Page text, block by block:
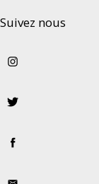
Suivez nous